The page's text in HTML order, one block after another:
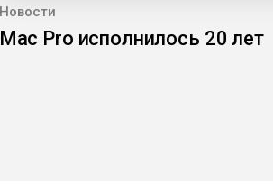
Новости
Mac Pro исполнилось 20 лет